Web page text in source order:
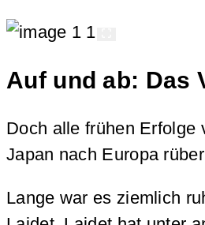
Auf und ab: Das
Doch alle frühen Erfolge
Japan nach Europa
Lange war es ziemlich